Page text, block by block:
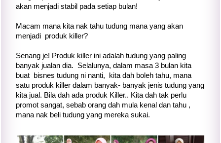
akan menjadi stabil pada setiap bulan!
Macam mana kita nak tahu tudung mana yang akan
menjadi produk killer?
Senang je! Produk killer ini adalah tudung yang paling
banyak jualan dia. Selalunya, dalam masa 3 bulan kita
buat bisnes tudung ni nanti, kita dah boleh tahu, mana
satu produk killer dalam banyak- banyak jenis tudung yang
kita jual. Bila dah ada produk Killer.. Kita dah tak perlu
promot sangat, sebab orang dah mula kenal dan tahu ,
mana nak beli tudung yang mereka sukai.